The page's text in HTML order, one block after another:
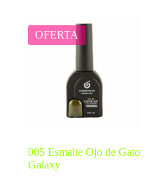
OFERTA
005 Esmalte Ojo de Gato
Galaxy